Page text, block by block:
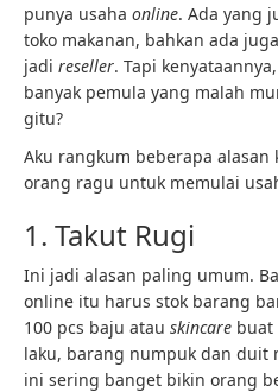
punya usaha online. Ada yang
toko makanan, bahkan ada
jadi reseller. Tapi
banyak pemula yang malah
gitu?
Aku rangkum beberapa
orang ragu untuk memulai
1. Takut Rugi
Ini jadi alasan paling umum.
online itu harus stok barang
100 pcs baju atau skincare buat
laku, barang numpuk dan duit
ini sering banget bikin orang